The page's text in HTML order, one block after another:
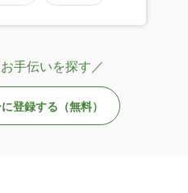
手伝いを探す／
登録する（無料）